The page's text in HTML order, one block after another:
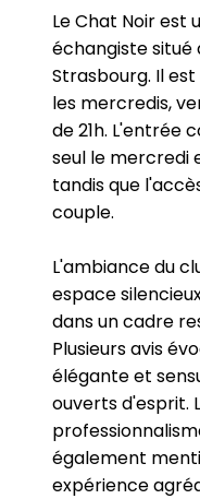
Le Chat Noir est
échangiste situé
Strasbourg. Il
les mercredis,
de 21h. L'entrée
seul le mercredi
tandis que
couple.
L'ambiance du
espace
dans un cadre
Plusieurs avis
élégante et
ouverts d'esprit.
également
expérience